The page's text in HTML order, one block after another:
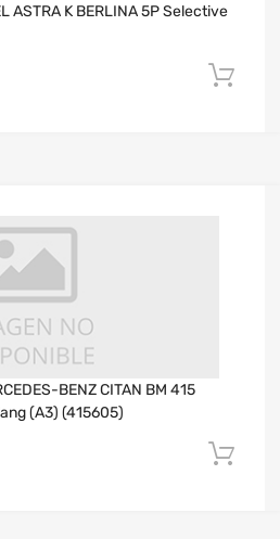
ASTRA K BERLINA 5P Selective
BENZ CITAN BM 415
(A3) (415605)